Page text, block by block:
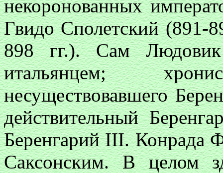
некоронованных
Гвидо Сполетский (891-
898 гг.). Сам
итальянцем;
несуществовавшего
действительный
Беренгарий III. Конрада
Саксонским. В целом